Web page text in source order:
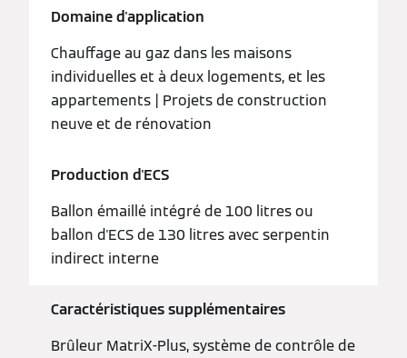
Domaine d'application
Chauffage au gaz dans les maisons
individuelles et à deux logements, et les
appartements | Projets de construction
neuve et de rénovation
Production d'ECS
Ballon émaillé intégré de 100 litres ou
ballon d'ECS de 130 litres avec serpentin
indirect interne
Caractéristiques supplémentaires
Brûleur MatriX-Plus, système de contrôle de